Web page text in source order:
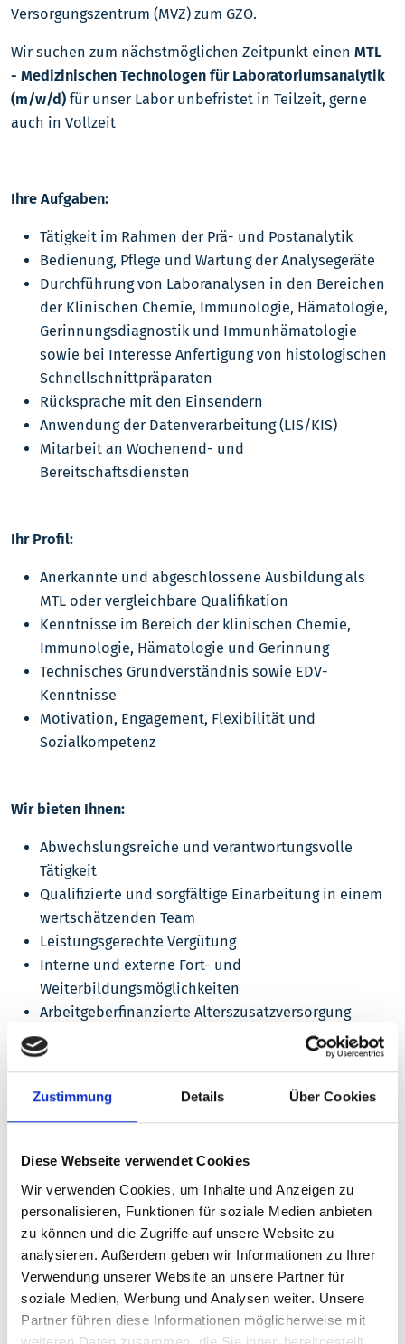
Zustimmung Details Über Cookies
Diese Webseite verwendet Cookies
Wir verwenden Cookies, um Inhalte und Anzeigen zu
personalisieren, Funktionen für soziale Medien anbieten
zu können und die Zugriffe auf unsere Website zu
analysieren. Außerdem geben wir Informationen zu Ihrer
Verwendung unserer Website an unsere Partner für
soziale Medien, Werbung und Analysen weiter. Unsere
Partner führen diese Informationen möglicherweise mit
Versorgungszentrum (MVZ) zum GZO.
Wir suchen zum nächstmöglichen Zeitpunkt einen MTL
- Medizinischen Technologen für Laboratoriumsanalytik
(m/w/d) für unser Labor unbefristet in Teilzeit, gerne
auch in Vollzeit
Ihre Aufgaben:
Tätigkeit im Rahmen der Prä- und Postanalytik
Bedienung, Pflege und Wartung der Analysegeräte
Durchführung von Laboranalysen in den Bereichen
der Klinischen Chemie, Immunologie, Hämatologie,
Gerinnungsdiagnostik und Immunhämatologie
sowie bei Interesse Anfertigung von histologischen
Schnellschnittpräparaten
Rücksprache mit den Einsendern
Anwendung der Datenverarbeitung (LIS/KIS)
Mitarbeit an Wochenend- und
Bereitschaftsdiensten
Ihr Profil:
Anerkannte und abgeschlossene Ausbildung als
MTL oder vergleichbare Qualifikation
Kenntnisse im Bereich der klinischen Chemie,
Immunologie, Hämatologie und Gerinnung
Technisches Grundverständnis sowie EDV-
Kenntnisse
Motivation, Engagement, Flexibilität und
Sozialkompetenz
Wir bieten Ihnen:
Abwechslungsreiche und verantwortungsvolle
Tätigkeit
Qualifizierte und sorgfältige Einarbeitung in einem
wertschätzenden Team
Leistungsgerechte Vergütung
Interne und externe Fort- und
Weiterbildungsmöglichkeiten
Arbeitgeberfinanzierte Alterszusatzversorgung
Sport- und Fitnessstudio im Klinikbereich mit
vergünstigten Angeboten
Betriebsrestaurant mit vergünstigten
Unterstützung bei der Suche nach Wohnraum und
Ihre Bewerbung sollte die nachfolgenden Inhalt
umfassen:
Bewerbungsanschreiben
Aktueller tabellarischer Lebenslauf